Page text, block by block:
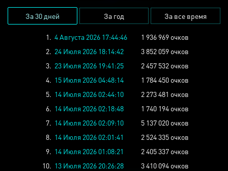
За 30 дней За год За все время
1. 4 Августа 2026 17:44:46
1 936 969 очков
2. 24 Июля 2026 18:14:42
3 852 059 очков
3. 23 Июля 2026 19:41:25
2 457 532 очков
4. 15 Июля 2026 04:48:14
1 784 450 очков
5. 14 Июля 2026 02:44:10
2 273 481 очков
6. 14 Июля 2026 02:18:48
1 740 194 очков
7. 14 Июля 2026 02:09:10
5 137 020 очков
8. 14 Июля 2026 02:01:41
2 524 335 очков
9. 14 Июля 2026 01:08:21
2 405 337 очков
10. 13 Июля 2026 20:26:28 3 410 094 очков